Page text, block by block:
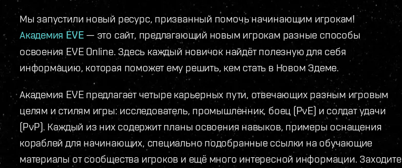
Мы запустили новый ресурс, призванный помочь начинающим игрокам!
Академия EVE— это сайт, предлагающий новым игрокам разные способы
освоения EVE Online. Здесь каждый новичок найдёт полезную для себя
информацию, которая поможет ему решить, кем стать в Новом Эдеме.
Академия EVE предлагает четыре карьерных пути, отвечающих разным игровым
целям и стилям игры: исследователь, промышленник, боец (PvE) и солдат удачи
(PvP). Каждый из них содержит планы освоения навыков, примеры оснащения
кораблей для начинающих, специально подобранные ссылки на обучающие
материалы от сообщества игроков и ещё много интересной информации. Заходите